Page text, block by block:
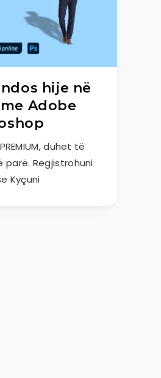
hije në
Adobe
duhet të
Regjistrohuni
Kyçuni